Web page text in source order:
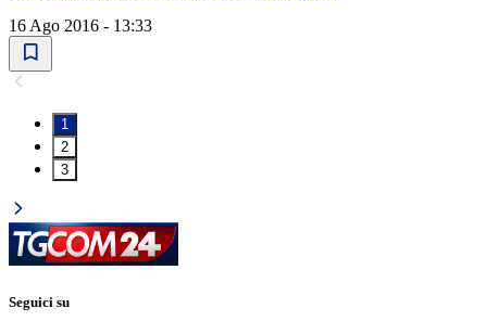
16 Ago 2016 - 13:33
1
2
3
Seguici su